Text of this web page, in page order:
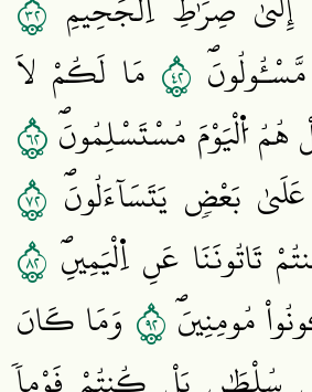
٢٤ مَا لَكُمْ لَا
هُمُ اُ۬لْيَوْمَ مُسْتَسْلِمُونَۖ٢٦
بَعْضٖ يَتَسَآءَلُونَۖ ٢٧
تَاتُونَنَا عَنِ اِ۬لْيَمِينِۖ ٢٨
مُومِنِينَۖ٢٩ وَمَا كَانَ